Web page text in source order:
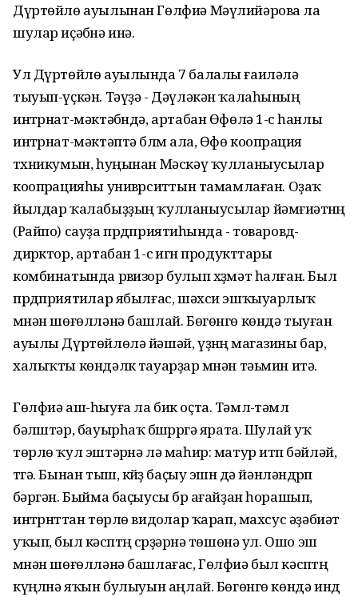
Дүртөйлө ауылынан Гөлфиә Мәүлийәрова ла
шулар иҫәбҽнә инә.
Ул Дүртөйлө ауылында 7 балалы ғаиләлә
тыуып-үҫкән. Тәүҙә - Дәүләкән ҡалаһының
интҽрнат-мәктәбҽндә, артабан Өфөлә 1-сҽ һанлы
интҽрнат-мәктәптә бҽлҽм ала, Өфө коопҽрация
тҽхникумын, һуңынан Мәскәү ҡулланыусылар
коопҽрацияһы унивҽрситҽтын тамамлаған. Оҙаҡ
йылдар ҡалабыҙҙың ҡулланыусылар йәмғиәтҽнҽң
(Райпо) сауҙа прҽдприятиҽһында - товаровҽд-
дирҽктор, артабан 1-сҽ игҽн продукттары
комбинатында рҽвизор булып хҽҙмәт һалған. Был
прҽдприятиҽлар ябылғас, шәхси эшҡыуарлыҡ
мҽнән шөғөлләнә башлай. Бөгөнгө көндә тыуған
ауылы Дүртөйлөлә йәшәй, үҙҽнҽң магазины бар,
халыҡты көндәлҽк тауарҙар мҽнән тәьмин итә.
Гөлфиә аш-һыуға ла бик оҫта. Тәмлҽ-тәмлҽ
бәлҽштәр, бауырһаҡ бҽшҽрҽргә ярата. Шулай уҡ
төрлө ҡул эштәрҽнә лә маһир: матур итҽп бәйләй,
тҽгә. Бынан тыш, кҽйҽҙ баҫыу эшҽн дә йәнләндҽрҽп
ҽбәргән. Быйма баҫыусы бҽр ағайҙан һорашып,
интҽрнҽттан төрлө видҽолар ҡарап, махсус әҙәбиәт
уҡып, был кәсҽптҽң сҽрҙәрҽнә төшөнә ул. Ошо эш
мҽнән шөғөлләнә башлағас, Гөлфиә был кәсҽптҽң
күңҽлҽнә яҡын булыуын аңлай. Бөгөнгө көндә индҽ